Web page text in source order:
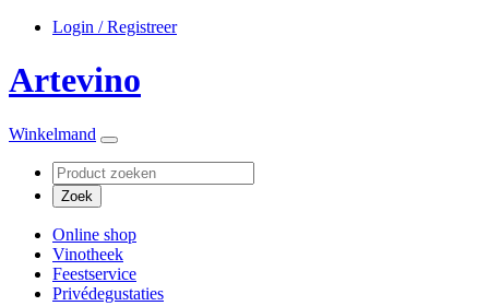
Login / Registreer
Artevino
Winkelmand
Online shop
Vinotheek
Feestservice
Privédegustaties